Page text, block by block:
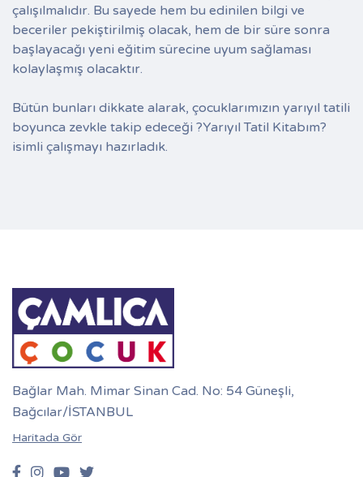
çalışılmalıdır. Bu sayede hem bu edinilen bilgi ve
beceriler pekiştirilmiş olacak, hem de bir süre sonra
başlayacağı yeni eğitim sürecine uyum sağlaması
kolaylaşmış olacaktır.
Bütün bunları dikkate alarak, çocuklarımızın yarıyıl tatili
boyunca zevkle takip edeceği ?Yarıyıl Tatil Kitabım?
isimli çalışmayı hazırladık.
Bağlar Mah. Mimar Sinan Cad. No: 54 Güneşli,
Bağcılar/İSTANBUL
Haritada Gör